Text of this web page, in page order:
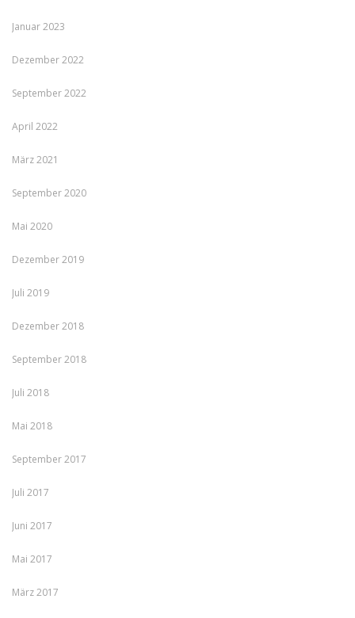
Januar 2023
Dezember 2022
September 2022
April 2022
März 2021
September 2020
Mai 2020
Dezember 2019
Juli 2019
Dezember 2018
September 2018
Juli 2018
Mai 2018
September 2017
Juli 2017
Juni 2017
Mai 2017
März 2017